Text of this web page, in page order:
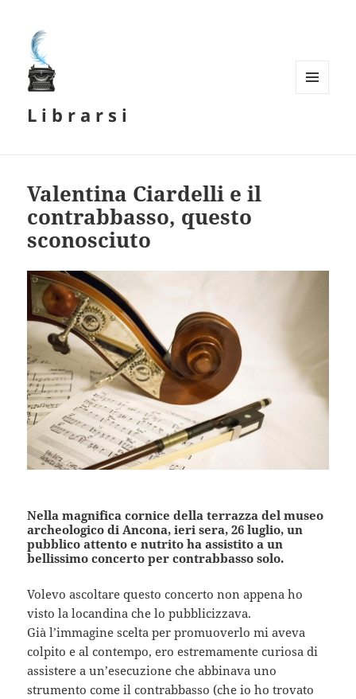
L i b r a r s i
Valentina Ciardelli e il
contrabbasso, questo
sconosciuto
Nella magnifica cornice della terrazza del museo
archeologico di Ancona, ieri sera, 26 luglio, un
pubblico attento e nutrito ha assistito a un
bellissimo concerto per contrabbasso solo.
Volevo ascoltare questo concerto non appena ho
visto la locandina che lo pubblicizzava.
Già l’immagine scelta per promuoverlo mi aveva
colpito e al contempo, ero estremamente curiosa di
assistere a un’esecuzione che abbinava uno
strumento come il contrabbasso (che io ho trovato